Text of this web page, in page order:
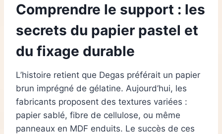
Comprendre le support : les
secrets du papier pastel et
du fixage durable
L’histoire retient que Degas préférait un papier
brun imprégné de gélatine. Aujourd’hui, les
fabricants proposent des textures variées :
papier sablé, fibre de cellulose, ou même
panneaux en MDF enduits. Le succès de ces